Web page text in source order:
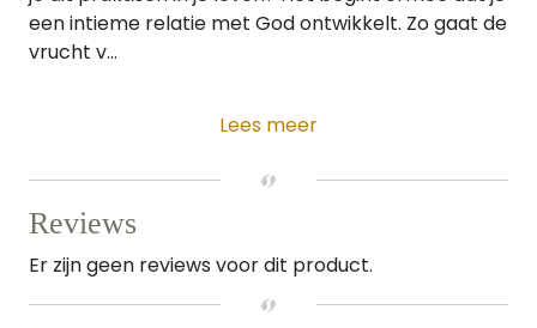
een intieme relatie met God ontwikkelt. Zo gaat de
vrucht v...
Lees meer
Reviews
Er zijn geen reviews voor dit product.